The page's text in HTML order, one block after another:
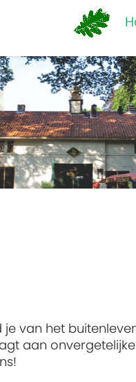
van het
aan